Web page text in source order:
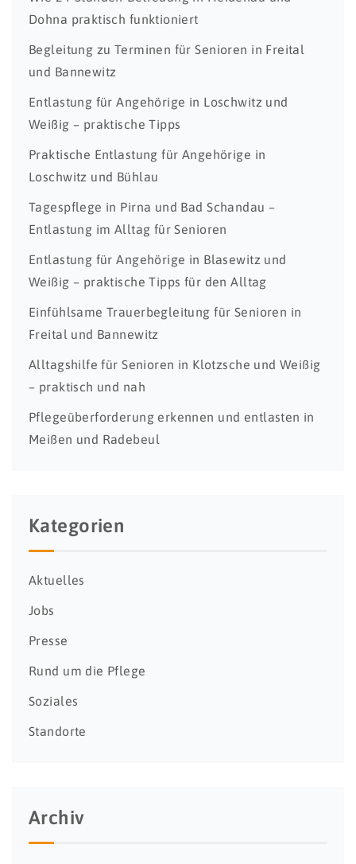
Dohna praktisch funktioniert
Begleitung zu Terminen für Senioren in Freital
und Bannewitz
Entlastung für Angehörige in Loschwitz und
Weißig – praktische Tipps
Praktische Entlastung für Angehörige in
Loschwitz und Bühlau
Tagespflege in Pirna und Bad Schandau –
Entlastung im Alltag für Senioren
Entlastung für Angehörige in Blasewitz und
Weißig – praktische Tipps für den Alltag
Einfühlsame Trauerbegleitung für Senioren in
Freital und Bannewitz
Alltagshilfe für Senioren in Klotzsche und Weißig
– praktisch und nah
Pflegeüberforderung erkennen und entlasten in
Meißen und Radebeul
Kategorien
Aktuelles
Jobs
Presse
Rund um die Pflege
Soziales
Standorte
Archiv